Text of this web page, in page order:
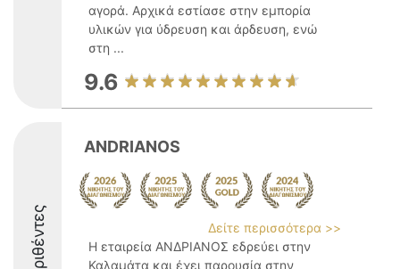
αγορά. Αρχικά εστίασε στην εμπορία
υλικών για ύδρευση και άρδευση, ενώ
στη ...
9.6
ANDRIANOS
Δείτε περισσότερα >>
Η εταιρεία ΑΝΔΡΙΑΝΟΣ εδρεύει στην
Καλαμάτα και έχει παρουσία στην